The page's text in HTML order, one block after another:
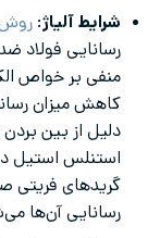
شرایط آلیاژ:
رسانایی فولاد
منفی بر خواص
کاهش میزان
دلیل از بین
استنلس استیل
گریدهای فریتی
رسانایی آن‌ها